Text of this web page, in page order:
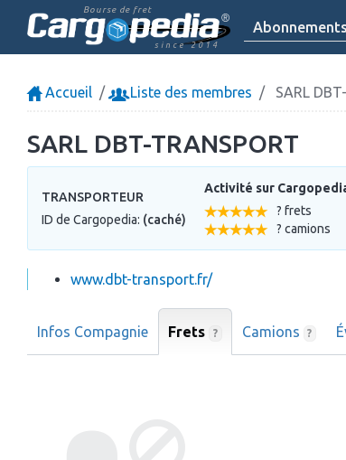
Bourse de fret
since 2014
Accueil Liste des membres SARL
SARL DBT-TRANSPORT
TRANSPORTEUR
ID de Cargopedia: (caché)
Activité sur
? frets
? camions
www.dbt-transport.fr/
Infos Compagnie Frets ? Camions ?